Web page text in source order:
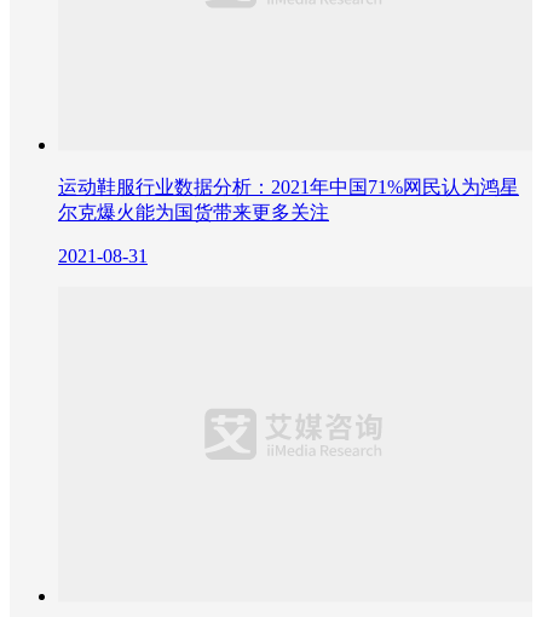
运动鞋服行业数据分析：2021年中国71%网民认为鸿星
尔克爆火能为国货带来更多关注
2021-08-31